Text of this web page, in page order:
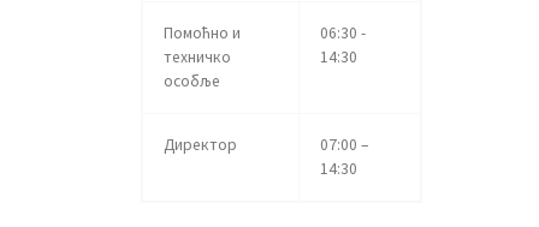
Помоћно и
техничко
особље
06:30 -
14:30
Директор
07:00 –
14:30